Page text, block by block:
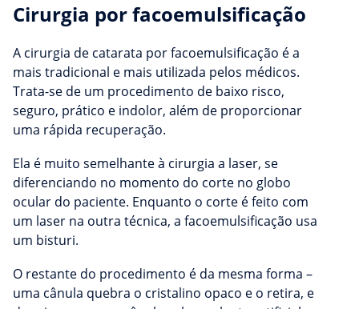
Cirurgia por facoemulsificação
A cirurgia de catarata por facoemulsificação é a
mais tradicional e mais utilizada pelos médicos.
Trata-se de um procedimento de baixo risco,
seguro, prático e indolor, além de proporcionar
uma rápida recuperação.
Ela é muito semelhante à cirurgia a laser, se
diferenciando no momento do corte no globo
ocular do paciente. Enquanto o corte é feito com
um laser na outra técnica, a facoemulsificação usa
um bisturi.
O restante do procedimento é da mesma forma –
uma cânula quebra o cristalino opaco e o retira, e